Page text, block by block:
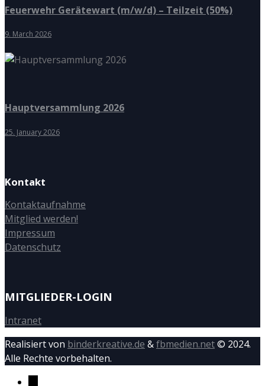
Feuerwehr Gerätewart (m/w/d) – Teilzeit (50%)
9. March 2026
Hauptversammlung 2026
25. January 2026
Kontakt
Kontaktaufnahme
Mitglied werden!
Impressum
Datenschutz
MITGLIEDER-LOGIN
Intranet
Realisiert von binderkreative.de &fbmedien.net© 2024.
Alle Rechte vorbehalten.